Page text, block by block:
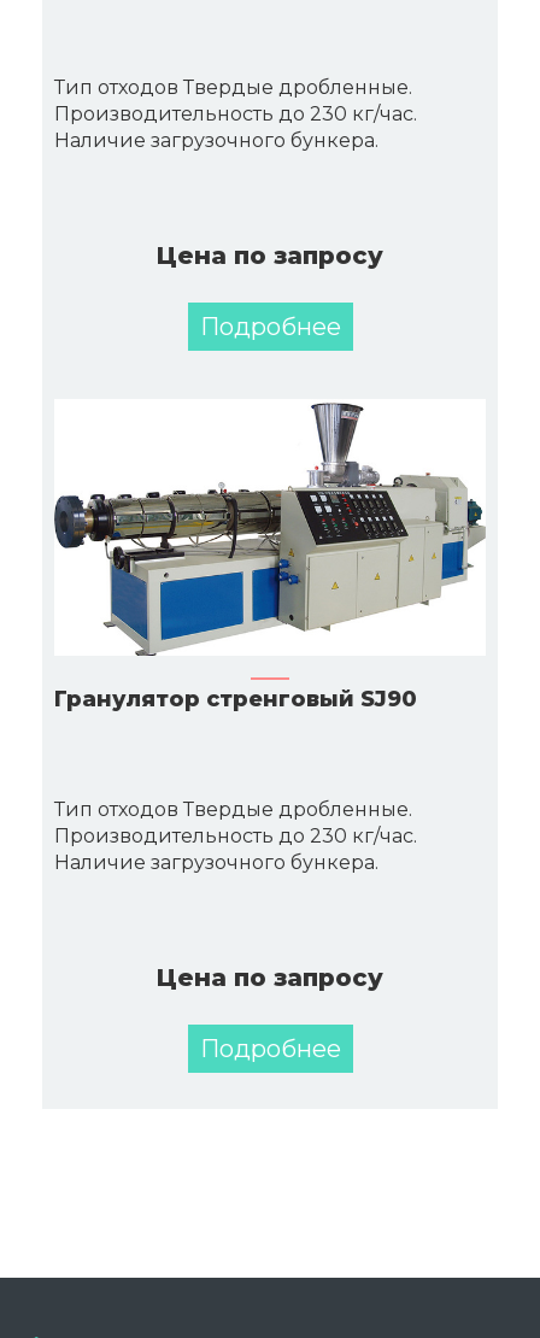
Тип отходов Твердые дробленные.
Производительность до 230 кг/час.
Наличие загрузочного бункера.
Цена по запросу
Подробнее
Гранулятор стренговый SJ90
Тип отходов Твердые дробленные.
Производительность до 230 кг/час.
Наличие загрузочного бункера.
Цена по запросу
Подробнее